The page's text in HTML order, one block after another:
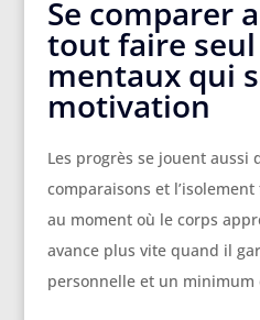
Se comparer
tout faire seul
mentaux qui
motivation
Les progrès se jouent aussi
comparaisons et
au moment où le corps
avance plus vite quand il
personnelle et un minimum